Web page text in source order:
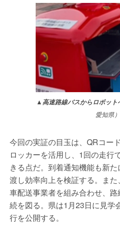
▲高速路線バスからロボット
愛知県）
今回の実証の目玉は、QRコー
ロッカーを活用し、1回の走行
きる点だ。到着通知機能も新
渡し効率向上を検証する。ま
車配送事業者を組み合わせ、
続を図る。県は1月23日に見学
行を公開する。